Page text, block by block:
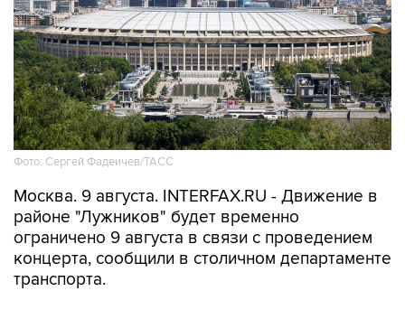
Фото: Сергей Фадеичев/ТАСС
Москва. 9 августа. INTERFAX.RU - Движение в
ограничено 9 августа в связи с проведением
концерта, сообщили в столичном департаменте
транспорта.
В частности, движение будет закрыто с 08:00